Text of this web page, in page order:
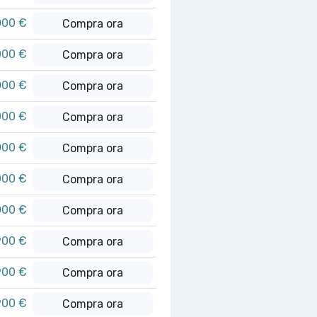
€ Compra ora
€ Compra ora
€ Compra ora
€ Compra ora
€ Compra ora
€ Compra ora
€ Compra ora
€ Compra ora
€ Compra ora
€ Compra ora